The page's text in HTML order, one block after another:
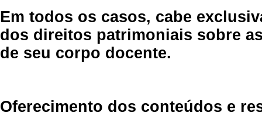
Em todos os casos, cabe
dos direitos patrimoniais sobre
de seu corpo docente.
Oferecimento dos conteúdos e